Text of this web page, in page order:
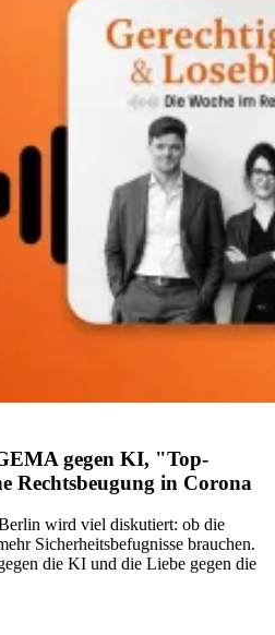
gegen KI, "Top-
Rechtsbeugung in Corona
wird viel diskutiert: ob die
Sicherheitsbefugnisse brauchen.
die KI und die Liebe gegen die